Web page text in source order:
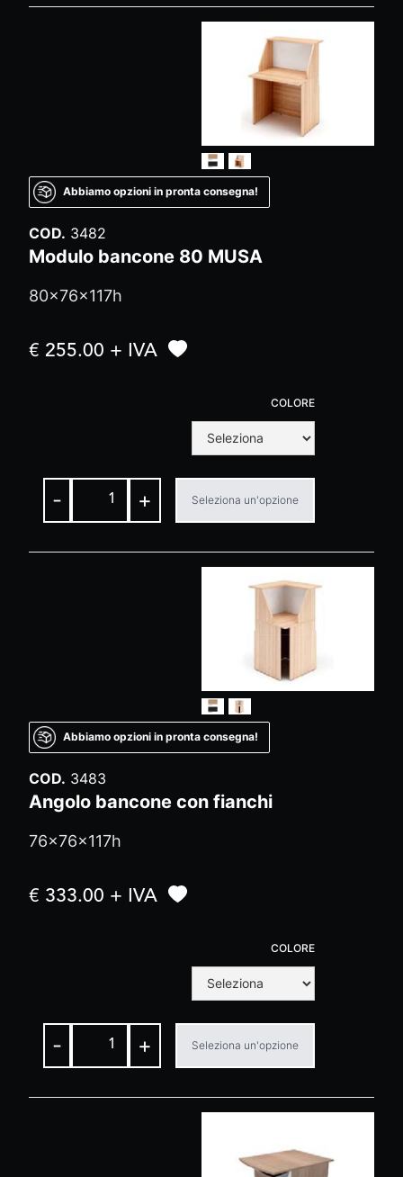
Abbiamo opzioni in pronta consegna!
COD. 3482
Modulo bancone 80 MUSA
80x76x117h
€ 255.00 + IVA
COLORE
- + Seleziona un'opzione
Abbiamo opzioni in pronta consegna!
COD. 3483
Angolo bancone con fianchi
76x76x117h
€ 333.00 + IVA
COLORE
- + Seleziona un'opzione